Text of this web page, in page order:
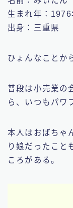
生まれ年：1976
出身：三重県
ひょんなことか
普段は小売業の
ら、いつもパワ
本人はおばちゃ
り娘だったこと
ころがある。